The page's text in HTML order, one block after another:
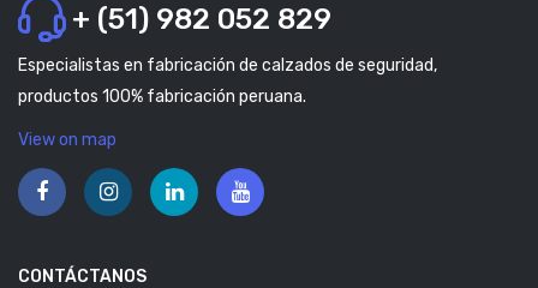
+ (51) 982 052 829
Especialistas en fabricación de calzados de seguridad,
productos 100% fabricación peruana.
View on map
CONTÁCTANOS